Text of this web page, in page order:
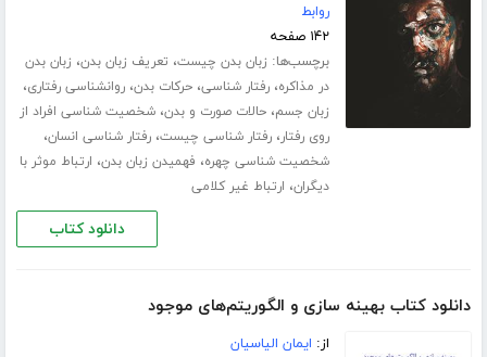
روابط
۱۴۲ صفحه
برچسب‌ها: زبان بدن چیست، تعریف زبان بدن، زبان بدن
در مذاکره،رفتار شناسی،حرکات بدن،روانشناسی رفتاری،
زبان جسم،حالات صورت و بدن،شخصیت شناسی افراد از
روی رفتار،رفتار شناسی چیست،رفتار شناسی انسان،
شخصیت شناسی چهره، فهمیدن زبان بدن، ارتباط موثر با
دیگران، ارتباط غیر کلامی
دانلود کتاب
دانلود کتاب بهینه سازی و الگوریتم‌های موجود
از: ایمان الیاسیان